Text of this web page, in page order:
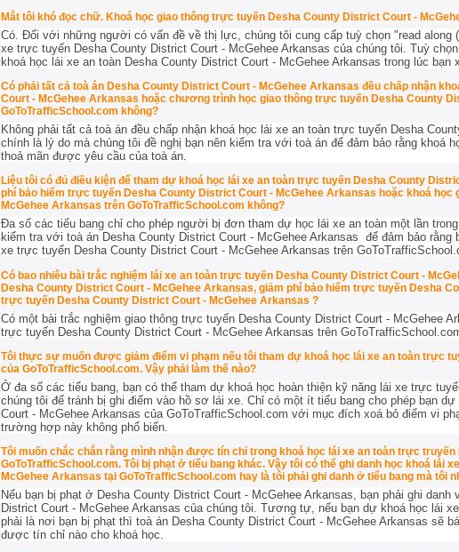
Mắt tôi khó đọc chữ. Khoá học giao thông trực tuyến Desha County District Court -
Có. Đối với những người có vấn đề về thị lực, chúng tôi cung cấp tuỳ chọn "read along
xe trực tuyến Desha County District Court - McGehee Arkansas của chúng tôi. Tuỳ
khoá học lái xe an toàn Desha County District Court - McGehee Arkansas trong lúc bạn
Có phải tất cả toà án Desha County District Court - McGehee Arkansas đều chấp nhận
Court - McGehee Arkansas hoặc chương trình học giao thông trực tuyến Desha County
GoToTrafficSchool.com không?
Không phải tất cả toà án đều chấp nhận khoá học lái xe an toàn trực tuyến Desha
chính là lý do mà chúng tôi đề nghị bạn nên kiểm tra với toà án để đảm bảo rằng khoá
thoả mãn được yêu cầu của toà án.
Liệu tôi có đủ điều kiện để tham dự khoá học lái xe an toàn trực tuyến Desha County
phí bảo hiểm trực tuyến Desha County District Court - McGehee Arkansas hoặc khoá
McGehee Arkansas trên GoToTrafficSchool.com không?
Đa số các tiểu bang chỉ cho phép người bị đơn tham dự học lái xe an toàn một lần
kiểm tra với toà án Desha County District Court - McGehee Arkansas để đảm bảo
xe trực tuyến Desha County District Court - McGehee Arkansas trên
Có bao nhiêu bài trắc nghiệm lái xe an toàn trực tuyến Desha County District Court -
Desha County District Court - McGehee Arkansas, giảm phí bảo hiểm trực tuyến Desha
trực tuyến Desha County District Court - McGehee Arkansas ?
Có một bài trắc nghiệm giao thông trực tuyến Desha County District Court - McGehee
trực tuyến Desha County District Court - McGehee Arkansas trên
Tôi thực sự muốn được giảm điểm vi phạm nếu tôi tham dự khoá học lái xe an toàn trực
của GoToTrafficSchool.com. Vậy phải làm thế nào?
Ở đa số các tiểu bang, bạn có thể tham dự khoá học hoàn thiện kỹ năng lái xe trực
chúng tôi để tránh bị ghi điểm vào hồ sơ lái xe. Chỉ có một ít tiểu bang cho phép bạn
Court - McGehee Arkansas của GoToTrafficSchool.com với mục đích xoá bỏ điểm vi
trường hợp này không phổ biến.
Tôi muốn chắc chắn rằng mình nhận được tín chỉ trong khoá học lái xe an toàn trực
GoToTrafficSchool.com. Tôi bị phạt ở tiểu bang khác. Vậy tôi có thể ghi danh học khoá lái
McGehee Arkansas tại GoToTrafficSchool.com hay là tôi phải ghi danh ở tiểu bang mà tôi
Nếu bạn bị phạt ở Desha County District Court - McGehee Arkansas, bạn phải ghi
District Court - McGehee Arkansas của chúng tôi. Tương tự, nếu bạn dự khoá học lái
phải là nơi bạn bị phạt thì toà án Desha County District Court - McGehee Arkansas sẽ
được tín chỉ nào cho khoá học.